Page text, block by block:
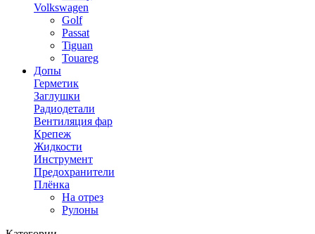
Volkswagen
Golf
Passat
Tiguan
Touareg
Допы
Герметик
Заглушки
Радиодетали
Вентиляция фар
Крепеж
Жидкости
Инструмент
Предохранители
Плёнка
На отрез
Рулоны